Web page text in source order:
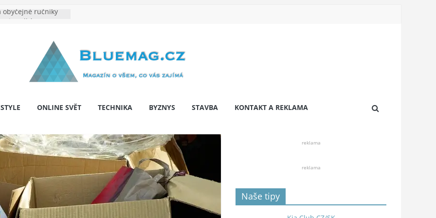
obyčejné ručníky
Na co myslet, aby
pár let nepřekvapila
bariér: když auto
ONLINE SVĚT TECHNIKA BYZNYS STAVBA KONTAKT A REKLAMA
reklama
reklama
Naše tipy